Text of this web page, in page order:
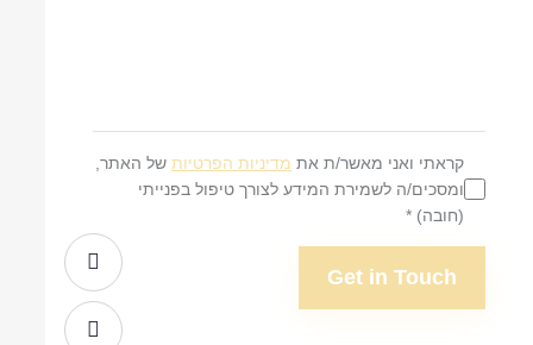
קראתי ואני מאשר/ת אתמדיניות הפרטיותשל האתר,
ומסכים/ה לשמירת המידע לצורך טיפול בפנייתי
(חובה) *